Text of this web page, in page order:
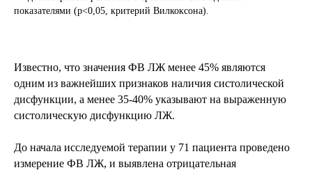
показателями (p<0,05, критерий Вилкоксона).
Известно, что значения ФВ ЛЖ менее 45% являются
одним из важнейших признаков наличия систолической
дисфункции, а менее 35-40% указывают на выраженную
систолическую дисфункцию ЛЖ.
До начала исследуемой терапии у 71 пациента проведено
измерение ФВ ЛЖ, и выявлена отрицательная